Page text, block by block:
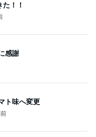
！！
感謝
ト味へ変更